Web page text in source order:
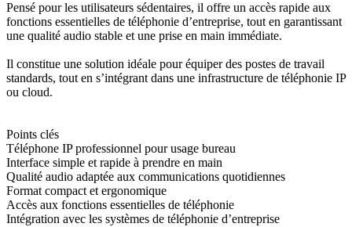
Pensé pour les utilisateurs sédentaires, il offre un accès rapide aux
fonctions essentielles de téléphonie d’entreprise, tout en garantissant
une qualité audio stable et une prise en main immédiate.
Il constitue une solution idéale pour équiper des postes de travail
standards, tout en s’intégrant dans une infrastructure de téléphonie IP
ou cloud.
Points clés
Téléphone IP professionnel pour usage bureau
Interface simple et rapide à prendre en main
Qualité audio adaptée aux communications quotidiennes
Format compact et ergonomique
Accès aux fonctions essentielles de téléphonie
Intégration avec les systèmes de téléphonie d’entreprise